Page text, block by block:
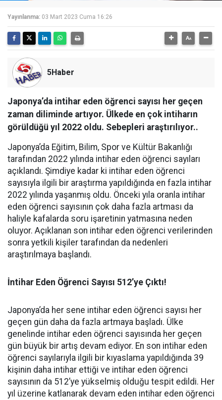
Yayınlanma: 03 Mart 2023 Cuma 16:26
5Haber
Japonya’da intihar eden öğrenci sayısı her geçen
zaman diliminde artıyor. Ülkede en çok intiharın
görüldüğü yıl 2022 oldu. Sebepleri araştırılıyor..
Japonya’da Eğitim, Bilim, Spor ve Kültür Bakanlığı
tarafından 2022 yılında intihar eden öğrenci sayıları
açıklandı. Şimdiye kadar ki intihar eden öğrenci
sayısıyla ilgili bir araştırma yapıldığında en fazla intihar
2022 yılında yaşanmış oldu. Önceki yıla oranla intihar
eden öğrenci sayısının çok daha fazla artması da
haliyle kafalarda soru işaretinin yatmasına neden
oluyor. Açıklanan son intihar eden öğrenci verilerinden
sonra yetkili kişiler tarafından da nedenleri
araştırılmaya başlandı.
İntihar Eden Öğrenci Sayısı 512’ye Çıktı!
Japonya’da her sene intihar eden öğrenci sayısı her
geçen gün daha da fazla artmaya başladı. Ülke
genelinde intihar eden öğrenci sayısında her geçen
gün büyük bir artış devam ediyor. En son intihar eden
öğrenci sayılarıyla ilgili bir kıyaslama yapıldığında 39
kişinin daha intihar ettiği ve intihar eden öğrenci
sayısının da 512’ye yükselmiş olduğu tespit edildi. Her
yıl üzerine katlanarak devam eden intihar eden öğrenci